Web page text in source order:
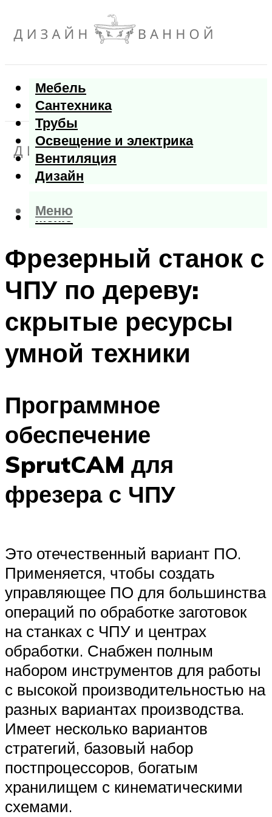
Мебель
Сантехника
Трубы
Освещение и электрика
Вентиляция
Дизайн
Меню
Меню
Фрезерный станок с
ЧПУ по дереву:
скрытые ресурсы
умной техники
Программное
обеспечение
SprutCAM для
фрезера с ЧПУ
Это отечественный вариант ПО.
Применяется, чтобы создать
управляющее ПО для большинства
операций по обработке заготовок
на станках с ЧПУ и центрах
обработки. Снабжен полным
набором инструментов для работы
с высокой производительностью на
разных вариантах производства.
Имеет несколько вариантов
стратегий, базовый набор
постпроцессоров, богатым
хранилищем с кинематическими
схемами.